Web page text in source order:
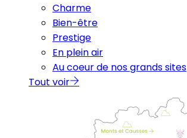
Charme
Bien-être
Prestige
En plein air
Au coeur de nos grands sites
Tout voir